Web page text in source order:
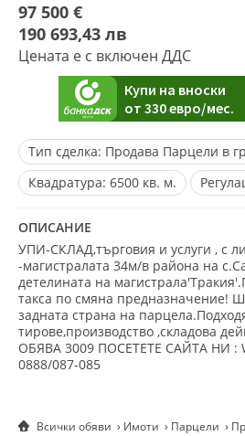
97 500 €
190 693,43 лв
Цената е с включен ДДС
Тип сделка: Продава Парцели в
Квадратура: 6500 кв. м.
ОПИСАНИЕ
УПИ-СКЛАД,търговия и услуги , с
-магистралата 34м/в района на
детелината на
такса по смяна предназначение!
задната страна на
тирове,производство ,складова
ОБЯВА 3009 ПОСЕТЕТЕ САЙТА НИ :
0888/087-085
Всички обяви Имоти Парцели